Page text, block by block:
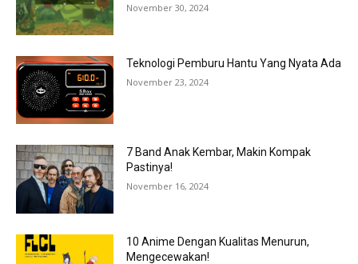
November 30, 2024
Teknologi Pemburu Hantu Yang Nyata Ada
November 23, 2024
7 Band Anak Kembar, Makin Kompak
Pastinya!
November 16, 2024
10 Anime Dengan Kualitas Menurun,
Mengecewakan!